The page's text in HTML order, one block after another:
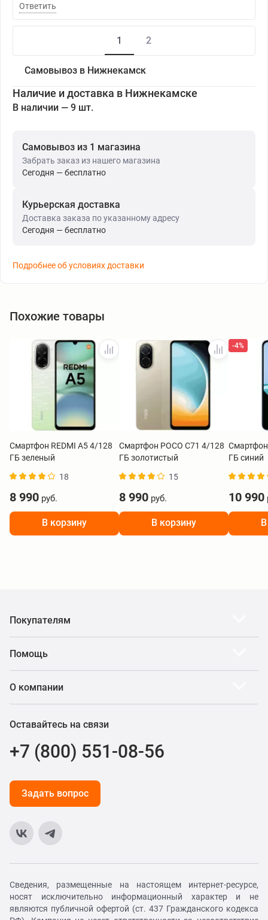
Ответить
1 2
Самовывоз в Нижнекамск
Наличие и доставка в Нижнекамске
В наличии — 9 шт.
Самовывоз из 1 магазина
Забрать заказ из нашего магазина
Сегодня — бесплатно
Курьерская доставка
Доставка заказа по указанному адресу
Сегодня — бесплатно
Подробнее об условиях доставки
Похожие товары
Смартфон REDMI A5 4/128
ГБ зеленый
18
8 990 руб.
В корзину
Смартфон POCO C71 4/128
ГБ золотистый
15
8 990 руб.
В корзину
-4%
ГБ синий
10 990
Покупателям
Помощь
О компании
Оставайтесь на связи
+7 (800) 551-08-56
Задать вопрос
Сведения, размещенные на настоящем интернет-ресурсе,
носят исключительно информационный характер и не
являются публичной офертой (ст. 437 Гражданского кодекса